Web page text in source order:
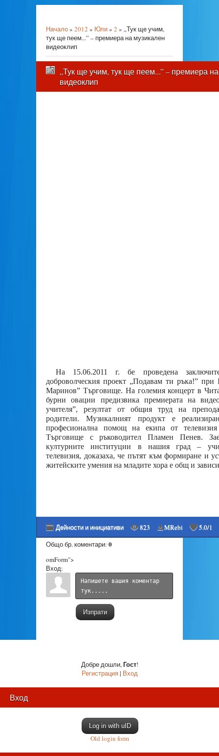
Начало» 2012 » Юли» 2 » „Тук ще учим,
тук ще пеем...” – премиера на музикален
видеоклип
„Тук ще учим, тук ще пеем...” – премиера
видеоклип
На 15.06.2011 г. бе проведена
доброволческия проект „Подавам ти ръка!”
Маринов” Търговище. На големия концерт в
бурни овации предизвика премиерата на
учителя”, резултат от общия труд на
родители. Музикалният продукт е
професионална помощ на екипа от
Търговище с ръководител Пламен Пенев.
културните институции в нашия град –
телевизия, доказаха, че пътят към формиране и
житейските умения на младите хора е общ и
Дейности и инициативи 823 MRebi 5.0/1
Общо бр. коментари: 0
omForm">
Вход:
Изпрати
Добре дошли,Гост!
Регистрация| Вход
Вход
Log in with uID
Old login form